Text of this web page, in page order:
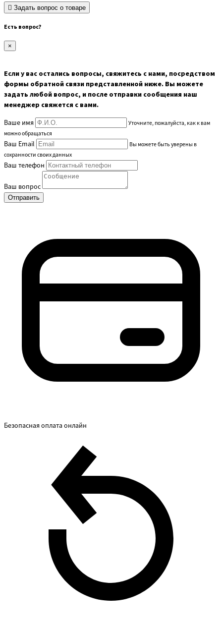
Задать вопрос о товаре
Есть вопрос?
×
Если у вас остались вопросы, свяжитесь с нами, посредством
формы обратной связи представленной ниже. Вы можете
задать любой вопрос, и после отправки сообщения наш
менеджер свяжется с вами.
Ваше имя
Уточните, пожалуйста, как к вам
можно обращаться
Ваш Email
Вы можете быть уверены в
сохранности своих данных
Ваш телефон
Ваш вопрос
Безопасная оплата онлайн